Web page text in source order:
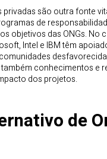
são outra fonte
de
objetivos das ONGs. No
Intel e IBM têm
conhecimentos e
dos projetos.
de